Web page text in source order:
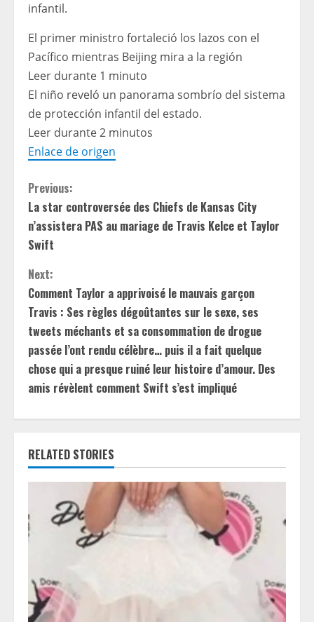
infantil.
El primer ministro fortaleció los lazos con el
Pacífico mientras Beijing mira a la región
Leer durante 1 minuto
El niño reveló un panorama sombrío del sistema
de protección infantil del estado.
Leer durante 2 minutos
Enlace de origen
C
o
n
t
i
n
u
e
R
e
a
d
i
n
g
Previous:
La star controversée des Chiefs de Kansas City
n’assistera PAS au mariage de Travis Kelce et Taylor
Swift
Next:
Comment Taylor a apprivoisé le mauvais garçon
Travis : Ses règles dégoûtantes sur le sexe, ses
tweets méchants et sa consommation de drogue
passée l’ont rendu célèbre… puis il a fait quelque
chose qui a presque ruiné leur histoire d’amour. Des
amis révèlent comment Swift s’est impliqué
RELATED STORIES